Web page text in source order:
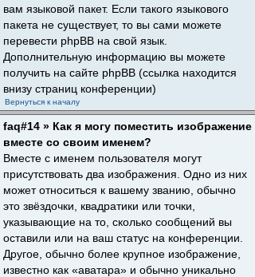
вам языковой пакет. Если такого языкового
пакета не существует, то вы сами можете
перевести phpBB на свой язык.
Дополнительную информацию вы можете
получить на сайте phpBB (ссылка находится
внизу страниц конференции)
Вернуться к началу
faq#14 » Как я могу поместить изображение
вместе со своим именем?
Вместе с именем пользователя могут
присутствовать два изображения. Одно из них
может относиться к вашему званию, обычно
это звёздочки, квадратики или точки,
указывающие на то, сколько сообщений вы
оставили или на ваш статус на конференции.
Другое, обычно более крупное изображение,
известно как «аватара» и обычно уникально